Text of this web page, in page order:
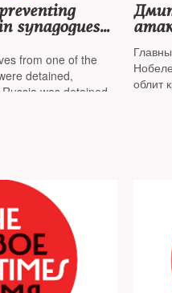
synagogues
from one of the
detained,
was detained
облит